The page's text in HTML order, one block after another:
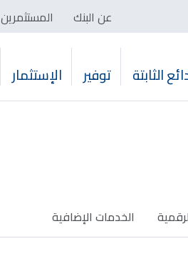
عن البنك المستثمرين
الثابتة توفير الإستثمار
الخدمات الإضافية